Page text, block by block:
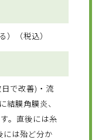
（税込）
で改善)・流
膜角膜炎、
。直後には糸
には殆ど分か